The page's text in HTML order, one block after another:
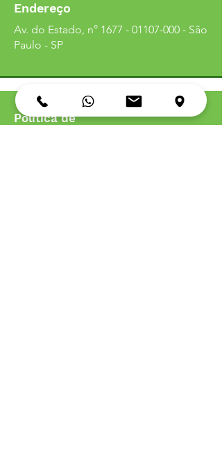
Endereço
Av. do Estado, n° 1677 - 01107-000 - São
Paulo - SP
Política de